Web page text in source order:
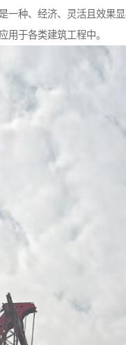
一种、经济、灵活且效果
用于各类建筑工程中。